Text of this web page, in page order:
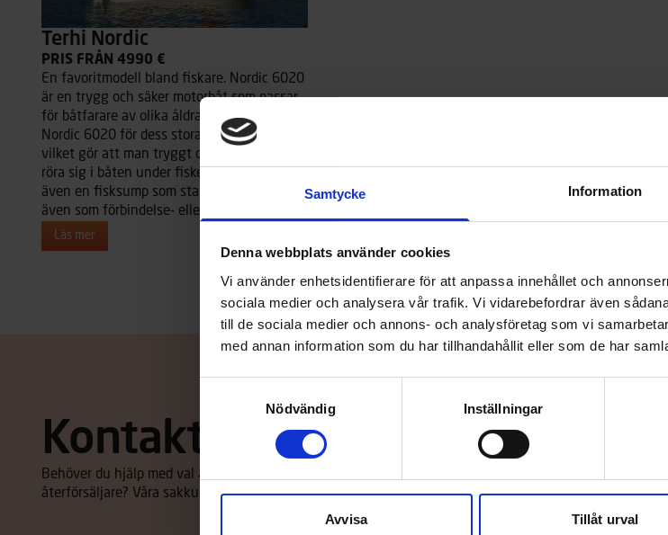
Samtycke Information
Denna webbplats använder cookies
Vi använder enhetsidentifierare för att anpassa innehållet och
sociala medier och analysera vår trafik. Vi vidarebefordrar även
till de sociala medier och annons- och analysföretag som vi
med annan information som du har tillhandahållit eller som de har
Nödvändig
Inställningar
Avvisa Tillåt urval
Terhi Nordic
PRIS FRÅN 4990 €
En favoritmodell bland fiskare. Nordic 6020
är en trygg och säker motorbåt som passar
för båtfarare av olika åldrar. Fiskare hyllar
Nordic 6020 för dess stora öppna durkyta
vilket gör att man tryggt och säkert kan
röra sig i båten under fisket. Båten har
även en fisksump som standard. Passar
även som förbindelse- eller stugbåt.
Läs mer
Kontakta återförsäljare
Behöver du hjälp med val av båt eller tillbehör, eller vill du be om en offert av din närmaste TG-
återförsäljare? Våra sakkunniga återförsäljare hjälper dig mer än gärna.